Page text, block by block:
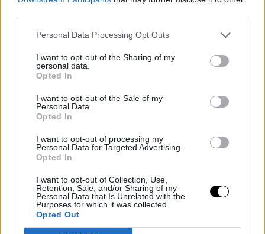
Personal Data Processing Opt Outs
I want to opt-out of the Sharing of my
personal data.
Opted In
I want to opt-out of the Sale of my
Personal Data.
Opted In
I want to opt-out of processing my
Personal Data for Targeted Advertising.
Opted In
I want to opt-out of Collection, Use,
Retention, Sale, and/or Sharing of my
Personal Data that Is Unrelated with the
Purposes for which it was collected.
Opted Out
Basket NBADejounte Murray
Rumores NBA: Los Hawks quieren meter